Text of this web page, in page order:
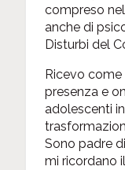
compreso
anche di
Disturbi del
Ricevo
presenza e
adolescenti
Sono padre
mi ricordano